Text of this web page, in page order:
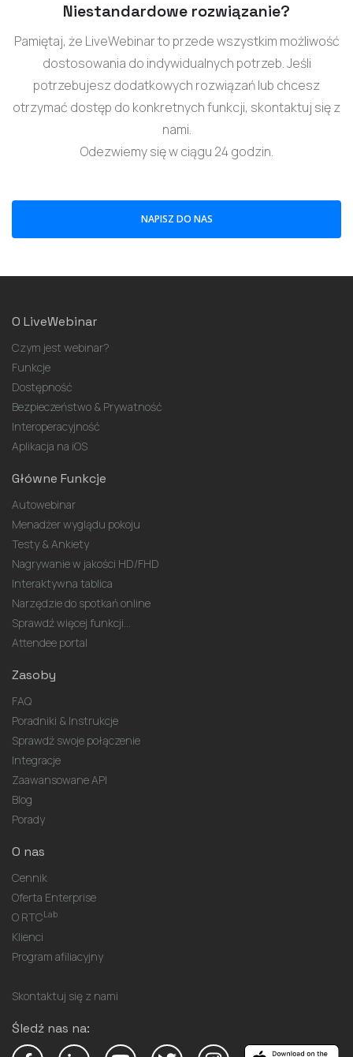
Niestandardowe rozwiązanie?
Pamiętaj, że LiveWebinar to przede wszystkim możliwość
dostosowania do indywidualnych potrzeb. Jeśli
potrzebujesz dodatkowych rozwiązań lub chcesz
otrzymać dostęp do konkretnych funkcji, skontaktuj się z
nami.
Odezwiemy się w ciągu 24 godzin.
NAPISZ DO NAS
O LiveWebinar
Czym jest webinar?
Funkcje
Dostępność
Bezpieczeństwo & Prywatność
Interoperacyjność
Aplikacja na iOS
Główne Funkcje
Autowebinar
Menadżer wyglądu pokoju
Testy & Ankiety
Nagrywanie w jakości HD/FHD
Interaktywna tablica
Narzędzie do spotkań online
Sprawdź więcej funkcji...
Attendee portal
Zasoby
FAQ
Poradniki & Instrukcje
Sprawdź swoje połączenie
Integracje
Zaawansowane API
Blog
Porady
O nas
Cennik
Oferta Enterprise
O RTCLab
Klienci
Program afiliacyjny
Skontaktuj się z nami
Śledź nas na: